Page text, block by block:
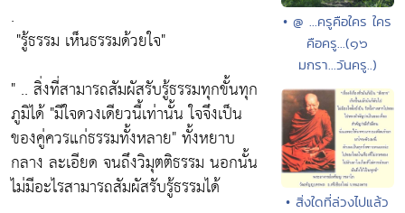
.
"รู้ธรรม เห็นธรรมด้วยใจ"
" .. สิ่งที่สามารถสัมผัสรับรู้ธรรมทุกขั้นทุก
ภูมิได้"มีใจดวงเดียวนี้เท่านั้น ใจจึงเป็น
ของคู่ควรแก่ธรรมทั้งหลาย"ทั้งหยาบ
กลาง ละเอียด จนถึงวิมุตติธรรม นอกนั้น
ไม่มีอะไรสามารถสัมผัสรับรู้ธรรมได้
• @ ...ครูคือใคร ใคร
คือครู...(๑๖
มกรา...วันครู..)
• สิ่งใดที่ล่วงไปแล้ว